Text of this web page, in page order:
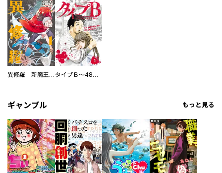
異修羅 新魔王戦争 タイプＢ～48時間後、致死率100％～【単話】
ギャンブル もっと見る